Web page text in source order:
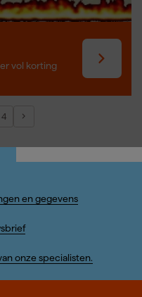
vol korting
4
en gegevens
onze specialisten.